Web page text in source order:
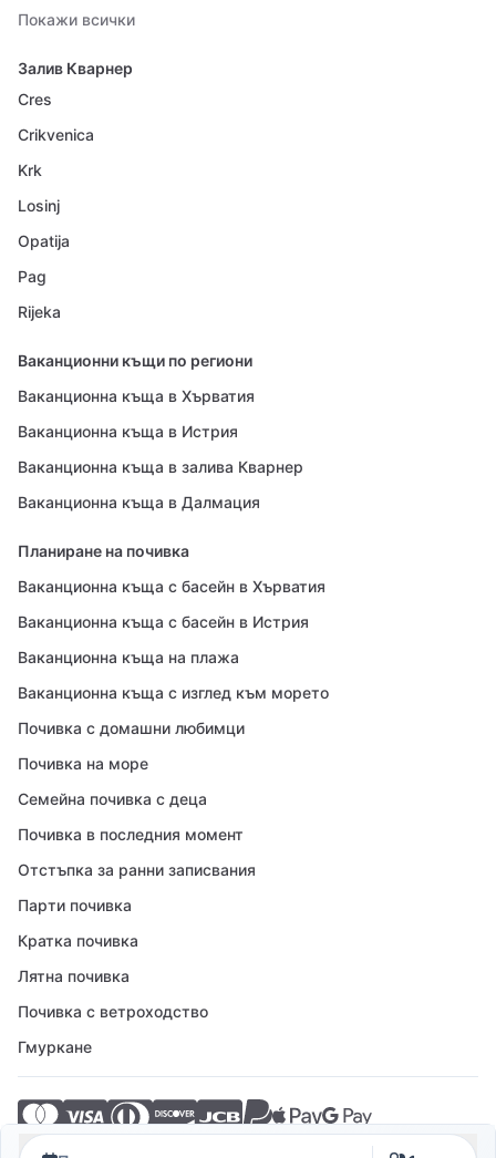
Покажи всички
Залив Кварнер
Cres
Crikvenica
Krk
Losinj
Opatija
Pag
Rijeka
Ваканционни къщи по региони
Ваканционна къща в Хърватия
Ваканционна къща в Истрия
Ваканционна къща в залива Кварнер
Ваканционна къща в Далмация
Планиране на почивка
Ваканционна къща с басейн в Хърватия
Ваканционна къща с басейн в Истрия
Ваканционна къща на плажа
Ваканционна къща с изглед към морето
Почивка с домашни любимци
Почивка на море
Семейна почивка с деца
Почивка в последния момент
Отстъпка за ранни записвания
Парти почивка
Кратка почивка
Лятна почивка
Почивка с ветроходство
Гмуркане
© 2026 Crovillas GmbH